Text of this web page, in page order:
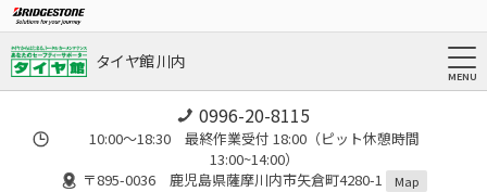
タイヤ館 川内
0996-20-8115
10:00～18:30 最終作業受付 18:00（ピット休憩時間
13:00~14:00）
〒895-0036 鹿児島県薩摩川内市矢倉町4280-1
Map